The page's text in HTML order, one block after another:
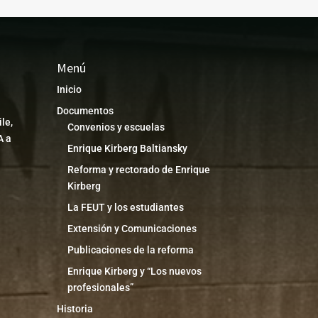
a
Menú
Inicio
Documentos
Convenios y escuelas
Enrique Kirberg Baltiansky
Reforma y rectorado de Enrique
Kirberg
La FEUT y los estudiantes
Extensión y Comunicaciones
Publicaciones de la reforma
Enrique Kirberg y “Los nuevos
profesionales”
Historia